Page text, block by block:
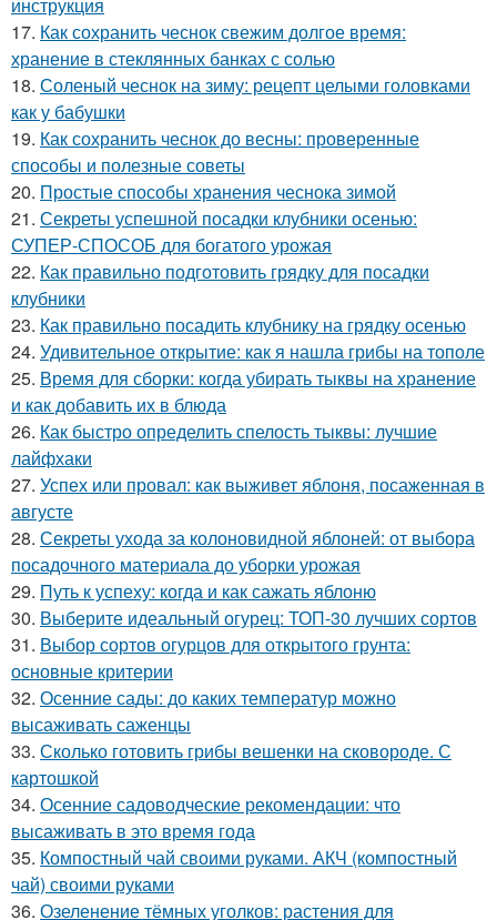
инструкция
17. Как сохранить чеснок свежим долгое время:
хранение в стеклянных банках с солью
18. Соленый чеснок на зиму: рецепт целыми головками
как у бабушки
19. Как сохранить чеснок до весны: проверенные
способы и полезные советы
20. Простые способы хранения чеснока зимой
21. Секреты успешной посадки клубники осенью:
СУПЕР-СПОСОБ для богатого урожая
22. Как правильно подготовить грядку для посадки
клубники
23. Как правильно посадить клубнику на грядку осенью
24. Удивительное открытие: как я нашла грибы на тополе
25. Время для сборки: когда убирать тыквы на хранение
и как добавить их в блюда
26. Как быстро определить спелость тыквы: лучшие
лайфхаки
27. Успех или провал: как выживет яблоня, посаженная в
августе
28. Секреты ухода за колоновидной яблоней: от выбора
посадочного материала до уборки урожая
29. Путь к успеху: когда и как сажать яблоню
30. Выберите идеальный огурец: ТОП-30 лучших сортов
31. Выбор сортов огурцов для открытого грунта:
основные критерии
32. Осенние сады: до каких температур можно
высаживать саженцы
33. Сколько готовить грибы вешенки на сковороде. С
картошкой
34. Осенние садоводческие рекомендации: что
высаживать в это время года
35. Компостный чай своими руками. АКЧ (компостный
чай) своими руками
36. Озеленение тёмных уголков: растения для